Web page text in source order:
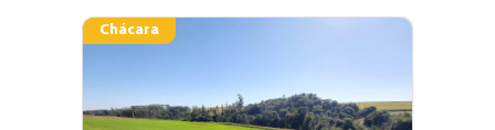
Chácara